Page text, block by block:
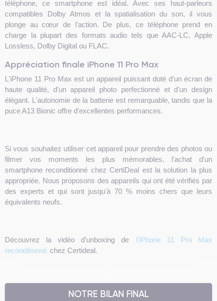
téléphone, ce smartphone est idéal. Avec ses haut-parleurs
compatibles Dolby Atmos et la spatialisation du son, il vous
plonge au cœur de l'action. De plus, ce téléphone prend en
charge la plupart des formats audio tels que AAC-LC, Apple
Lossless, Dolby Digital ou FLAC.
Appréciation finale iPhone 11 Pro Max
L'iPhone 11 Pro Max est un appareil puissant doté d'un écran de
haute qualité, d'un appareil photo perfectionné et d'un design
élégant. L'autonomie de la batterie est remarquable, tandis que la
puce A13 Bionic offre d'excellentes performances.
Si vous souhaitez utiliser cet appareil pour prendre des photos ou
filmer vos moments les plus mémorables, l'achat d'un
smartphone reconditionné chez CertiDeal est la solution la plus
appropriée. Nous proposons des appareils qui ont été vérifiés par
des experts et qui sont jusqu'à 70 % moins chers que leurs
équivalents neufs.
Découvrez la vidéo d'unboxing de
l'iPhone 11 Pro Max
reconditionné chez Certideal.
NOTRE BILAN FINAL